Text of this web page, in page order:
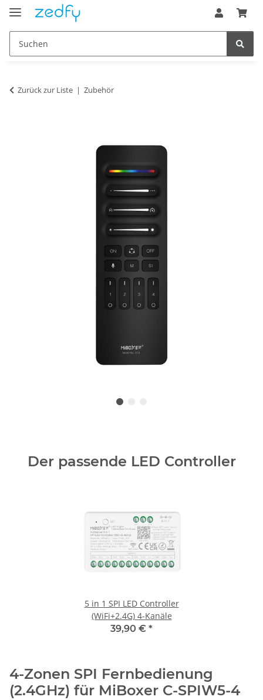
Zurück zur Liste Zubehör
Der passende LED Controller
5 in 1 SPI LED Controller
(WiFi+2.4G) 4-Kanäle
39,90 € *
4-Zonen SPI Fernbedienung
(2.4GHz) für MiBoxer C-SPIW5-4